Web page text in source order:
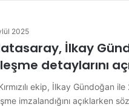
2025
İlkay
detaylarını
ekip, İlkay Gündoğan ile
imzalandığını açıklarken